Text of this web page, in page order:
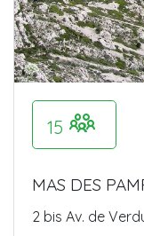
15
MAS DES
2 bis Av. de